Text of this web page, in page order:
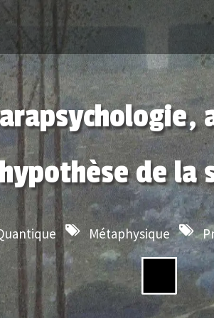
de la
Métaphysique